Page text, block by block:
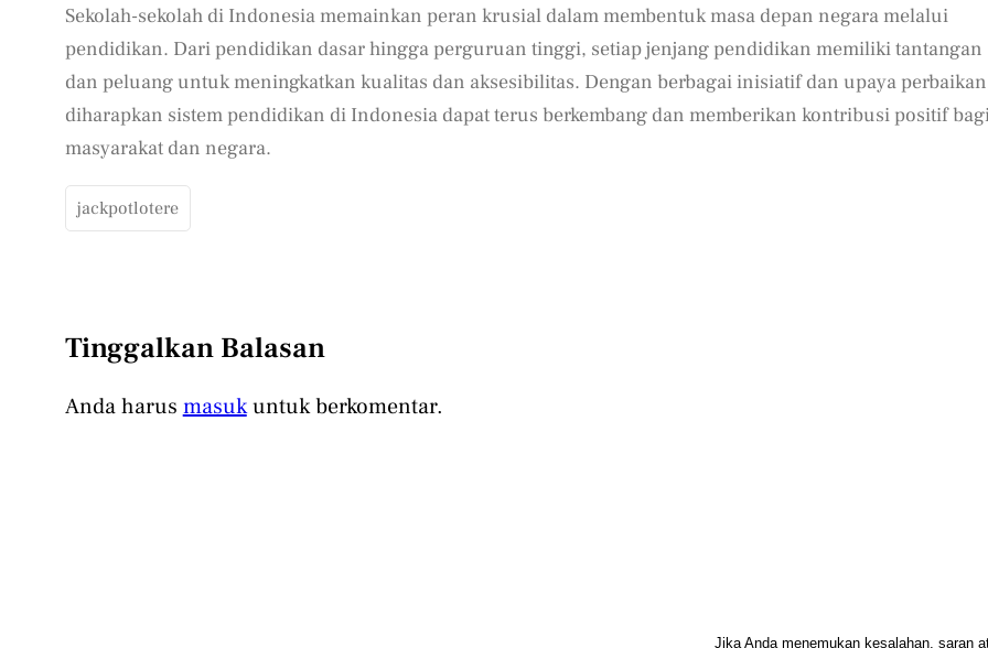
Sekolah-sekolah di Indonesia memainkan peran krusial dalam membentuk masa depan negara melalui
pendidikan. Dari pendidikan dasar hingga perguruan tinggi, setiap jenjang pendidikan memiliki tantangan
dan peluang untuk meningkatkan kualitas dan aksesibilitas. Dengan berbagai inisiatif dan upaya
diharapkan sistem pendidikan di Indonesia dapat terus berkembang dan memberikan kontribusi positif
masyarakat dan negara.
jackpotlotere
Tinggalkan Balasan
Anda harusmasukuntuk berkomentar.
Jika Anda menemukan kesalahan, saran